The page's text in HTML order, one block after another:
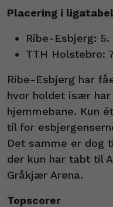
Placering i
Ribe-Esbjerg:
TTH Holstebro:
Ribe-Esbjerg har
hvor holdet især
hjemmebane. Kun
til for
Det samme er dog
der kun har tabt til
Gråkjær Arena.
Topscorer